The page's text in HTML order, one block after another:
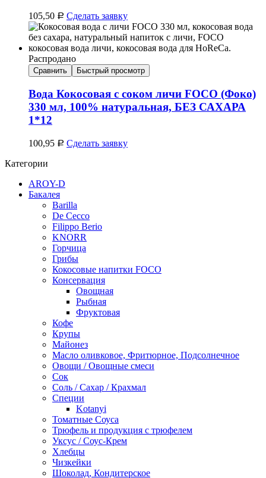
105,50 Р Сделать заявку
Распродано
Сравнить Быстрый просмотр
Вода Кокосовая с соком личи FOCO (Фоко)
330 мл, 100% натуральная, БЕЗ САХАРА
1*12
100,95 Р Сделать заявку
Категории
AROY-D
Бакалея
Barilla
De Cecco
Filippo Berio
KNORR
Горчица
Грибы
Кокосовые напитки FOCO
Консервация
Овощная
Рыбная
Фруктовая
Кофе
Крупы
Майонез
Масло оливковое, Фритюрное, Подсолнечное
Овощи / Овощные смеси
Сок
Соль / Сахар / Крахмал
Специи
Kotanyi
Томатные Соуса
Трюфель и продукция с трюфелем
Уксус / Соус-Крем
Хлебцы
Чизкейки
Шоколад, Кондитерское